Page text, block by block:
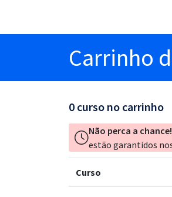
Carrinho
0 curso no carrinho
Não perca a chance!
estão garantidos
Curso